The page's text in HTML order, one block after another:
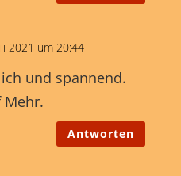
2021 um 20:44
und spannend.
Mehr.
Antworten